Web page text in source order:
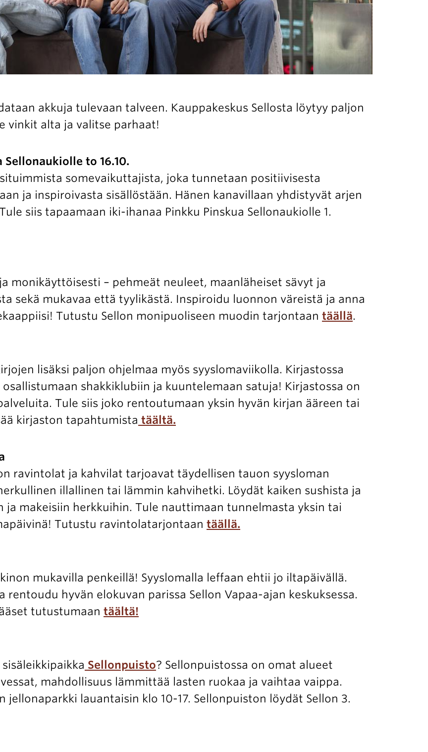
Avoimet
työpaikat
Yhteystiedot
akkuja tulevaan talveen. Kauppakeskus Sellosta löytyy paljon
vinkit alta ja valitse parhaat!
Sellonaukiolle to 16.10.
somevaikuttajista, joka tunnetaan positiivisesta
ja inspiroivasta sisällöstään. Hänen kanavillaan yhdistyvät arjen
siis tapaamaan iki-ihanaa Pinkku Pinskua Sellonaukiolle 1.
monikäyttöisesti – pehmeät neuleet, maanläheiset sävyt ja
sekä mukavaa että tyylikästä. Inspiroidu luonnon väreistä ja anna
Tutustu Sellon monipuoliseen muodin tarjontaan täällä.
lisäksi paljon ohjelmaa myös syyslomaviikolla. Kirjastossa
shakkiklubiin ja kuuntelemaan satuja! Kirjastossa on
Tule siis joko rentoutumaan yksin hyvän kirjan ääreen tai
kirjaston tapahtumista täältä.
ravintolat ja kahvilat tarjoavat täydellisen tauon syysloman
illallinen tai lämmin kahvihetki. Löydät kaiken sushista ja
ja makeisiin herkkuihin. Tule nauttimaan tunnelmasta yksin tai
Tutustu ravintolatarjontaan täällä.
mukavilla penkeillä! Syyslomalla leffaan ehtii jo iltapäivällä.
rentoudu hyvän elokuvan parissa Sellon Vapaa-ajan keskuksessa.
tutustumaan täältä!
Sellonpuisto? Sellonpuistossa on omat alueet
mahdollisuus lämmittää lasten ruokaa ja vaihtaa vaippa.
jellonaparkki lauantaisin klo 10-17. Sellonpuiston löydät Sellon 3.